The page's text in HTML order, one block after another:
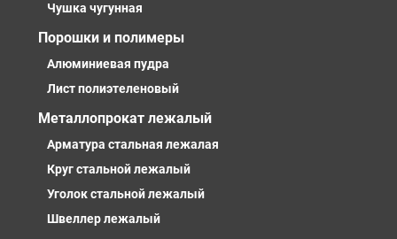
Чушка чугунная
Порошки и полимеры
Алюминиевая пудра
Лист полиэтеленовый
Металлопрокат лежалый
Арматура стальная лежалая
Круг стальной лежалый
Уголок стальной лежалый
Швеллер лежалый